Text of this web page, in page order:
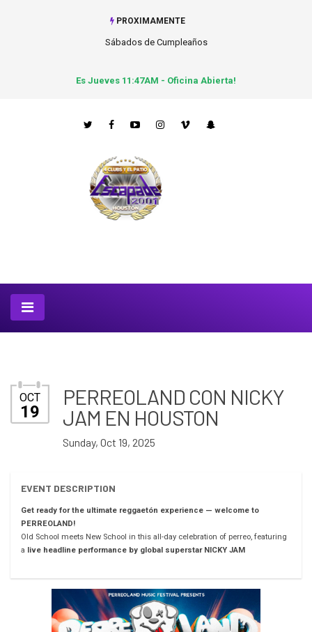
PROXIMAMENTE
Sábados de Cumpleaños
Es Jueves 11:47AM - Oficina Abierta!
OCT
19
PERREOLAND CON NICKY
JAM EN HOUSTON
Sunday, Oct 19, 2025
EVENT DESCRIPTION
Get ready for the ultimate reggaetón experience — welcome to
PERREOLAND!
Old School meets New School in this all-day celebration of perreo, featuring
a live headline performance by global superstar NICKY JAM